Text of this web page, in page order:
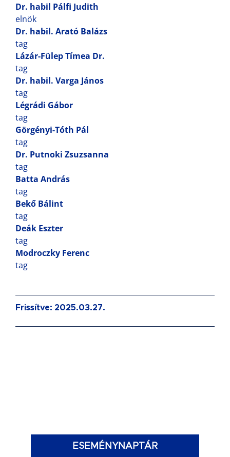
Dr. habil Pálfi Judith
elnök
Dr. habil. Arató Balázs
tag
Lázár-Fülep Tímea Dr.
tag
Dr. habil. Varga János
tag
Légrádi Gábor
tag
Görgényi-Tóth Pál
tag
Dr. Putnoki Zsuzsanna
tag
Batta András
tag
Bekő Bálint
tag
Deák Eszter
tag
Modroczky Ferenc
tag
Frissítve: 2025.03.27.
ESEMÉNYNAPTÁR